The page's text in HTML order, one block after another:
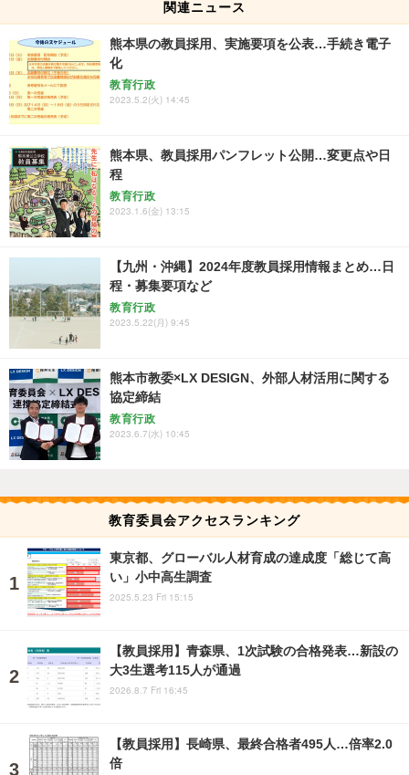
関連ニュース
熊本県の教員採用、実施要項を公表…手続き電子
化
教育行政
2023.5.2(火) 14:45
熊本県、教員採用パンフレット公開…変更点や日
程
教育行政
2023.1.6(金) 13:15
【九州・沖縄】2024年度教員採用情報まとめ…日
程・募集要項など
教育行政
2023.5.22(月) 9:45
熊本市教委×LX DESIGN、外部人材活用に関する
協定締結
教育行政
2023.6.7(水) 10:45
教育委員会アクセスランキング
東京都、グローバル人材育成の達成度「総じて高
い」小中高生調査
2025.5.23 Fri 15:15
【教員採用】青森県、1次試験の合格発表…新設の
大3生選考115人が通過
2026.8.7 Fri 16:45
【教員採用】長崎県、最終合格者495人…倍率2.0
倍